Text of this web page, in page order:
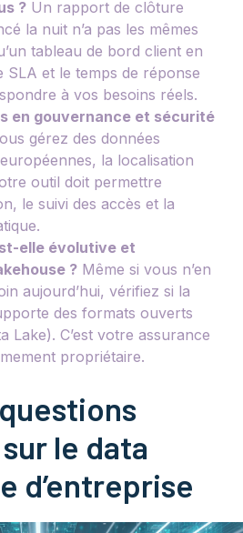
? Un rapport de clôture
la nuit n’a pas les mêmes
tableau de bord client en
SLA et le temps de réponse
à vos besoins réels.
en gouvernance et sécurité
gérez des données
la localisation
outil doit permettre
le suivi des accès et la
elle évolutive et
? Même si vous n’en
aujourd’hui, vérifiez si la
des formats ouverts
Lake). C’est votre assurance
propriétaire.
le data
d’entreprise